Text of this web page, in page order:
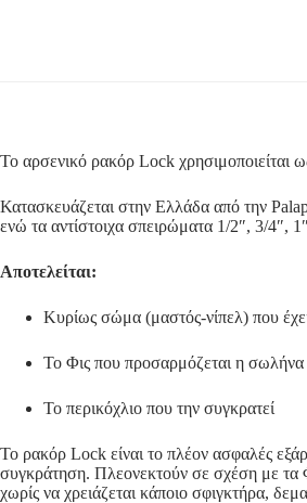
Το αρσενικό ρακόρ Lock
Κατασκευάζεται στην Ελλάδα από την
ενώ τα αντίστοιχα σπειρώματα 1/2″, 3/4″,
Αποτελείται:
Κυρίως σώμα (μαστός-νίπελ) που
Το Φις που προσαρμόζεται η
Το περικόχλιο που την συγκρατεί
Το ρακόρ Lock είναι το πλέον ασφαλές
συγκράτηση. Πλεονεκτούν σε σχέση με τα
χωρίς να χρειάζεται κάποιο σφιγκτήρα,